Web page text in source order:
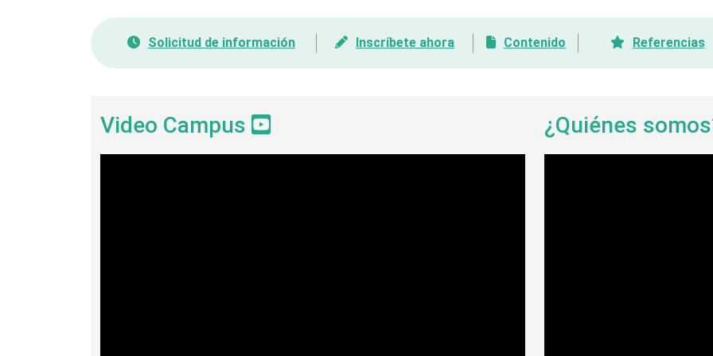
Solicitud de información Inscríbete ahora Contenido Referencias
Video Campus ¿Quiénes